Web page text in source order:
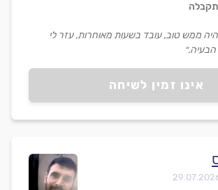
אינו זמין לשיחה
ממש טוב, עובד בשעות מאוחרות, עזר לי